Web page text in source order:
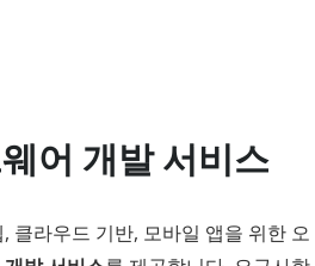
어 개발 서비스
클라우드 기반, 모바일 앱을 위한 오